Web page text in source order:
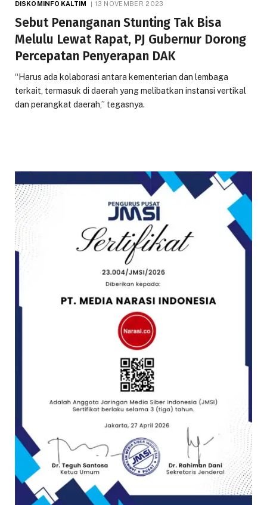
DISKOMINFO KALTIM 13 NOVEMBER 2023
Sebut Penanganan Stunting Tak Bisa
Melulu Lewat Rapat, PJ Gubernur Dorong
Percepatan Penyerapan DAK
“Harus ada kolaborasi antara kementerian dan lembaga
terkait, termasuk di daerah yang melibatkan instansi vertikal
dan perangkat daerah,” tegasnya.